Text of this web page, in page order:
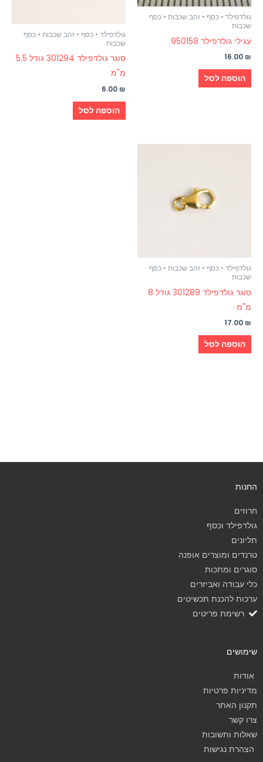
גולדפילד • כסף • זהב שכבות • כסף
שכבות
עגילי גולדפילד 950159
16.00 ₪
הוספה לסל
גולדפילד • כסף • זהב שכבות • כסף
שכבות
סוגר גולדפילד 301294 גודל 5.5
מ"מ
6.00 ₪
הוספה לסל
גולדפילד • כסף • זהב שכבות • כסף
שכבות
סוגר גולדפילד 301289 גודל 8
מ"מ
17.00 ₪
הוספה לסל
החנות
חרוזים
גולדפילד וכסף
תליונים
טרנדים ומוצרים אופנה
סוגרים ומתכות
כלי עבודה ואביזרים
ערכות להכנת תכשיטים
רשימת פריטים
שימושים
אודות
מדיניות פרטיות
תקנון האתר
צרו קשר
שאלות ותשובות
הצהרת נגישות